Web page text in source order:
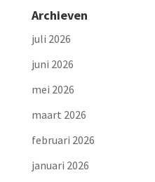
Archieven
juli 2026
juni 2026
mei 2026
maart 2026
februari 2026
januari 2026